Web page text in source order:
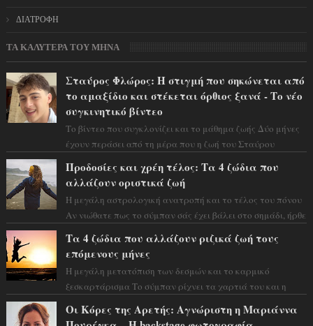
ΔΙΑΤΡΟΦΗ
ΤΑ ΚΑΛΥΤΕΡΑ ΤΟΥ ΜΗΝΑ
Σταύρος Φλώρος: Η στιγμή που σηκώνεται από
το αμαξίδιο και στέκεται όρθιος ξανά - Το νέο
συγκινητικό βίντεο
Το βίντεο που συγκλονίζει και το μάθημα ζωής Δύο μήνες
έχουν περάσει από τη μέρα που η ζωή του Σταύρου
Προδοσίες και χρέη τέλος: Τα 4 ζώδια που
αλλάζουν οριστικά ζωή
Η μεγάλη αστρολογική ανατροπή και το τέλος του πόνου
Αν νιώθατε πως το σύμπαν σάς έχει βάλει στο σημάδι, ήρθε
Τα 4 ζώδια που αλλάζουν ριζικά ζωή τους
επόμενους μήνες
Η μεγάλη μετατόπιση των δεσμών και το καρμικό
ξεσκαρτάρισμα Το σύμπαν ρίχνει τα χαρτιά του και η
Οι Κόρες της Αρετής: Αγνώριστη η Μαριάννα